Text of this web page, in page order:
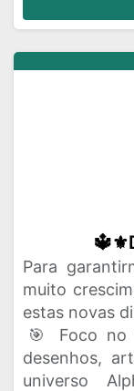
Para
muito
estas novas
​🎯 Foco no
desenhos,
universo